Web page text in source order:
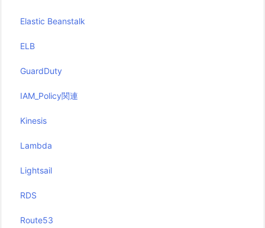
Elastic Beanstalk
ELB
GuardDuty
IAM_Policy関連
Kinesis
Lambda
Lightsail
RDS
Route53